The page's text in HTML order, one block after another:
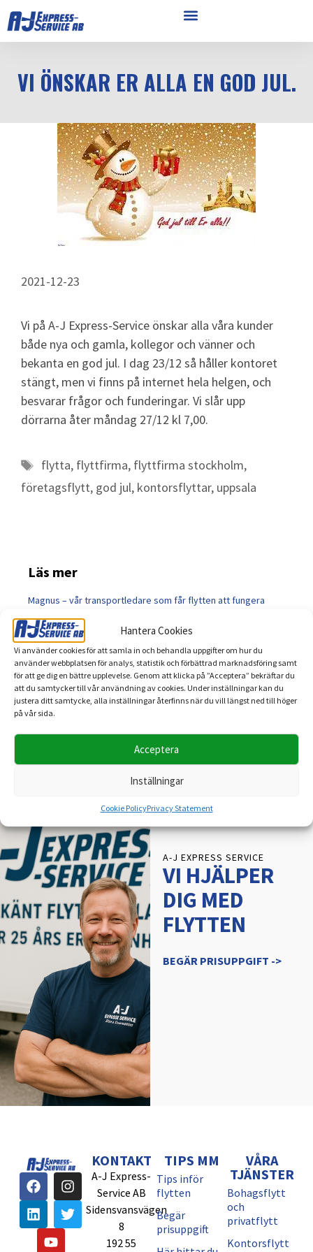
Hantera Cookies
Vi använder cookies för att samla in och behandla uppgifter om hur du
använder webbplatsen för analys, statistik och förbättrad marknadsföring samt
för att ge dig en bättre upplevelse. Genom att klicka på ”Acceptera” bekräftar du
att du samtycker till vår användning av cookies. Under inställningar kan du
justera ditt samtycke, alla inställningar återfinns när du vill längst ned till höger
på vår sida.
Acceptera
Inställningar
Cookie PolicyPrivacy Statement
VI ÖNSKAR ER ALLA EN GOD JUL.
2021-12-23
Vi på A-J Express-Service önskar alla våra kunder
både nya och gamla, kollegor och vänner och
bekanta en god jul. I dag 23/12 så håller kontoret
stängt, men vi finns på internet hela helgen, och
besvarar frågor och funderingar. Vi slår upp
dörrarna åter måndag 27/12 kl 7,00.
flytta, flyttfirma, flyttfirma stockholm,
företagsflytt, god jul, kontorsflyttar, uppsala
Läs mer
Magnus – vår transportledare som får flytten att fungera
Öppettider Midsommar
A-J Express-Service sänker priserna på utvalda flyttar 14–15
maj
Vårstädning med A-J Express-Service – smart återbruk och
miljövänlig bortforsling
Vanliga frågor om flyttfirma – därför väljer kunder A-J
Express-Service i Stockholm, Uppsala, Västerås och fler
städer
A-J EXPRESS SERVICE
VI HJÄLPER
DIG MED
FLYTTEN
BEGÄR PRISUPPGIFT ->
KONTAKT
A-J Express-
Service AB
Sidensvansvägen
8
192 55
TIPS MM
Tips inför
flytten
Begär
prisuppgift
VÅRA
TJÄNSTER
Bohagsflytt
och
privatflytt
Kontorsflytt